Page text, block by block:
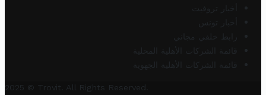
أخبار تروفيت
أخبار تونس
رابط خلفي مجاني
قائمة الشركات الأهلية المحلية
قائمة الشركات الأهلية الجهوية
2025 © Trovit. All Rights Reserved.